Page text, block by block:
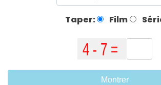
Taper: Film
Montrer